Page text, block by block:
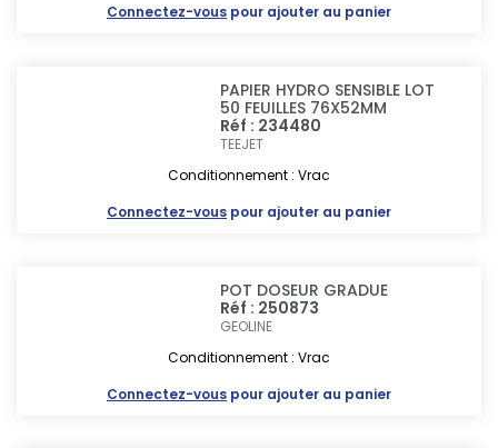
Connectez-vous pour ajouter au panier
PAPIER HYDRO SENSIBLE LOT
50 FEUILLES 76X52MM
Réf : 234480
TEEJET
Conditionnement : Vrac
Connectez-vous pour ajouter au panier
POT DOSEUR GRADUE
Réf : 250873
GEOLINE
Conditionnement : Vrac
Connectez-vous pour ajouter au panier